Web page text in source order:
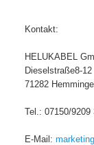
Kontakt:
HELUKABEL
Dieselstraße8-12
71282
Tel.: 07150/
E-Mail: